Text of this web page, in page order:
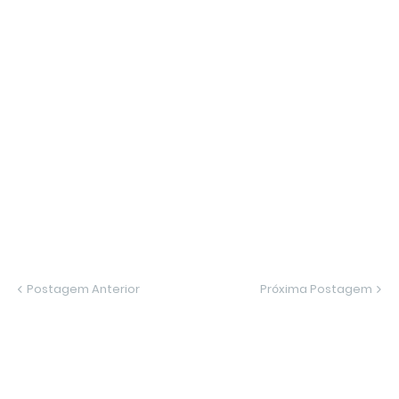
Postagem Anterior Próxima Postagem